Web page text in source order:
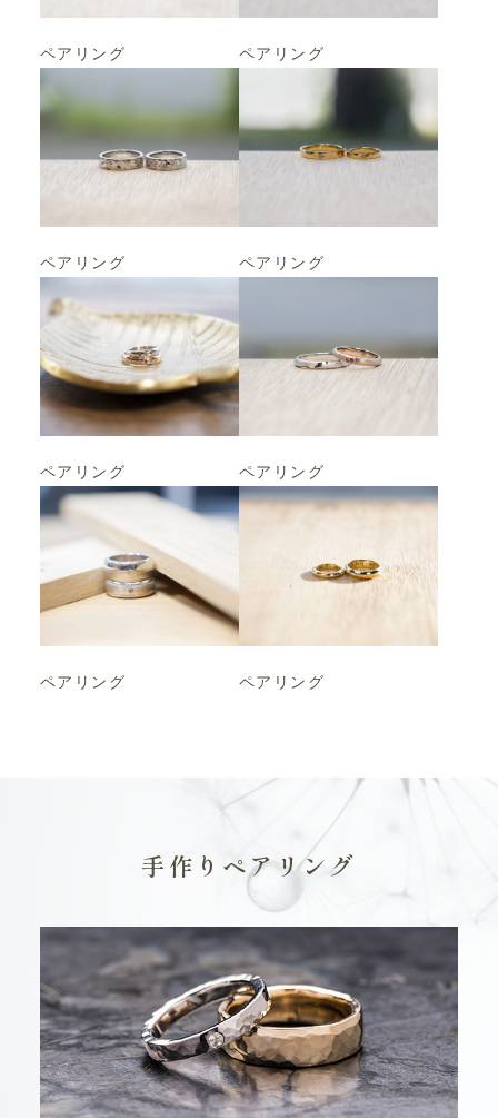
ペアリング ペアリング
ペアリング ペアリング
ペアリング ペアリング
ペアリング ペアリング
手作りペアリング